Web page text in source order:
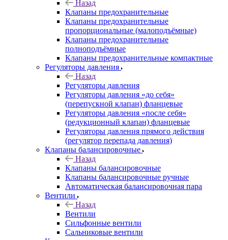
Назад
Клапаны предохранительные
Клапаны предохранительные
пропорциональные (малоподъёмные)
Клапаны предохранительные
полноподъёмные
Клапаны предохранительные компактные
Регуляторы давления
Назад
Регуляторы давления
Регуляторы давления «до себя»
(перепускной клапан) фланцевые
Регуляторы давления «после себя»
(редукционный клапан) фланцевые
Регуляторы давления прямого действия
(регулятор перепада давления)
Клапаны балансировочные
Назад
Клапаны балансировочные
Клапаны балансировочные ручные
Автоматическая балансировочная пара
Вентили
Назад
Вентили
Сильфонные вентили
Сальниковые вентили